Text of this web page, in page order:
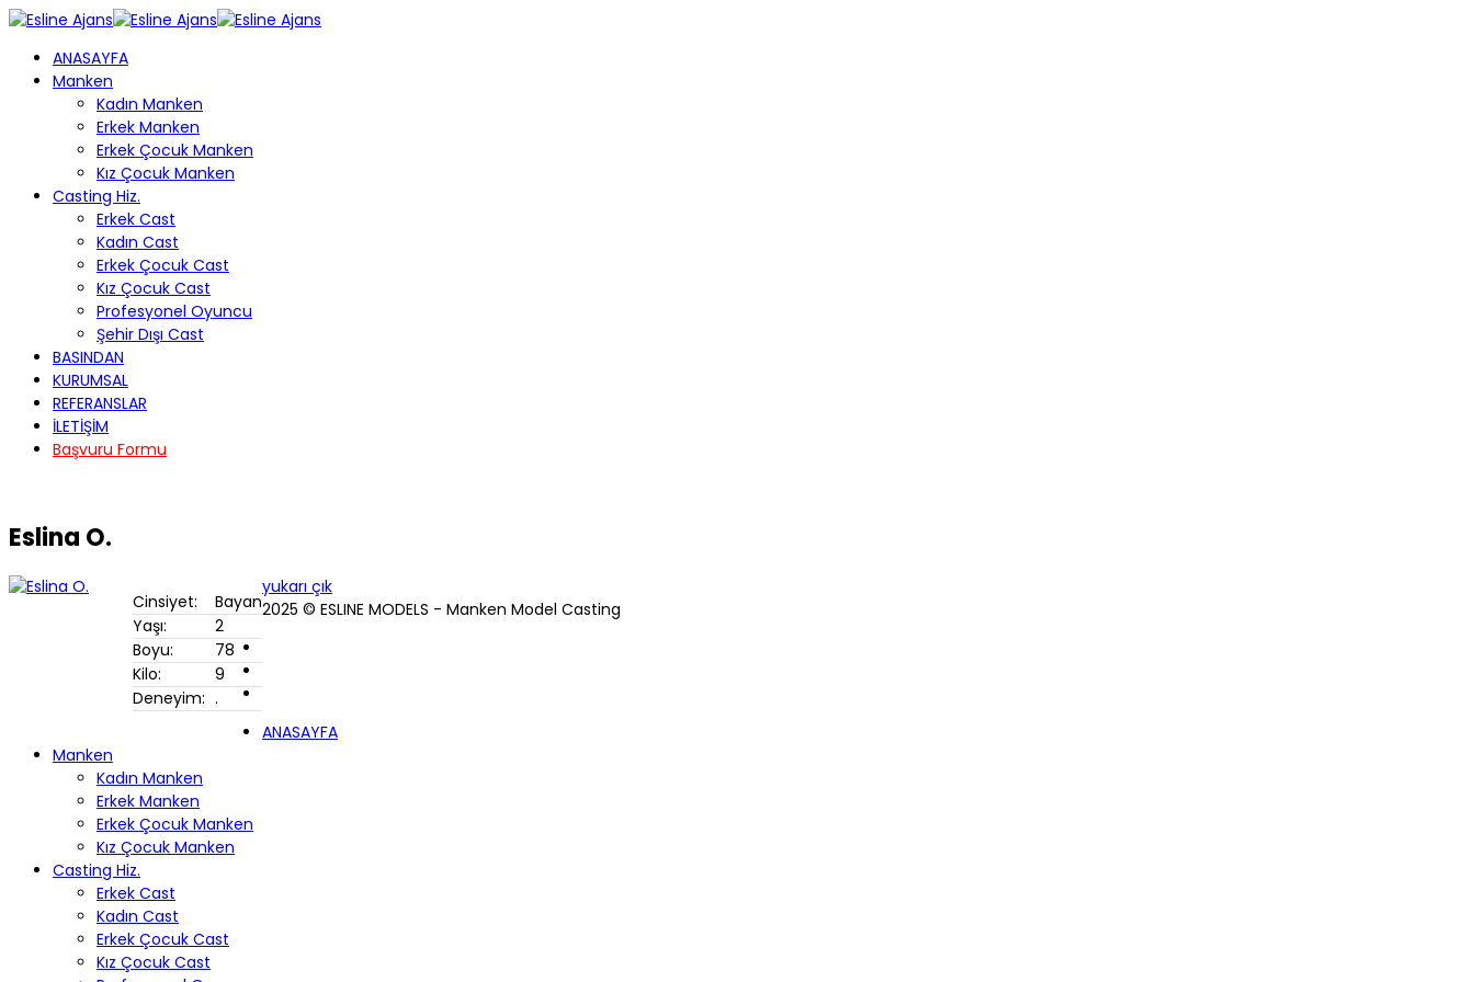
ANASAYFA
Manken
Kadın Manken
Erkek Manken
Erkek Çocuk Manken
Kız Çocuk Manken
Casting Hiz.
Erkek Cast
Kadın Cast
Erkek Çocuk Cast
Kız Çocuk Cast
Profesyonel Oyuncu
Şehir Dışı Cast
BASINDAN
KURUMSAL
REFERANSLAR
İLETİŞİM
Başvuru Formu
Eslina O.
Cinsiyet:
Bayan
Yaşı:
2
Boyu:
78
Kilo:
9
Deneyim: .
yukarı çık
2025 © ESLINE MODELS - Manken Model Casting
ANASAYFA
Manken
Kadın Manken
Erkek Manken
Erkek Çocuk Manken
Kız Çocuk Manken
Casting Hiz.
Erkek Cast
Kadın Cast
Erkek Çocuk Cast
Kız Çocuk Cast